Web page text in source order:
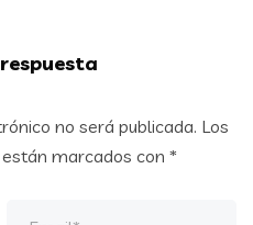
no será publicada. Los
marcados con *